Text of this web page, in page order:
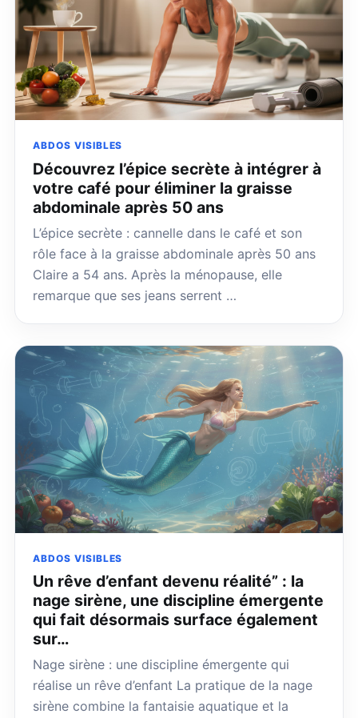
ABDOS VISIBLES
Découvrez l’épice secrète à intégrer à
votre café pour éliminer la graisse
abdominale après 50 ans
L’épice secrète : cannelle dans le café et son
rôle face à la graisse abdominale après 50 ans
Claire a 54 ans. Après la ménopause, elle
remarque que ses jeans serrent …
ABDOS VISIBLES
Un rêve d’enfant devenu réalité” : la
nage sirène, une discipline émergente
qui fait désormais surface également
sur…
Nage sirène : une discipline émergente qui
réalise un rêve d’enfant La pratique de la nage
sirène combine la fantaisie aquatique et la